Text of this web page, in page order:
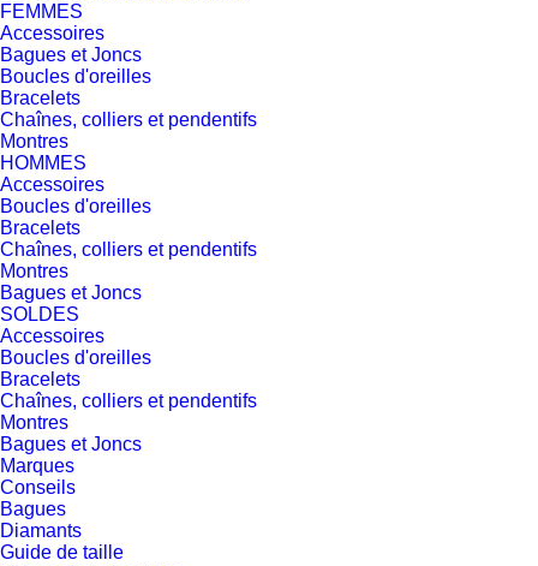
FEMMES
Accessoires
Bagues et Joncs
Boucles d'oreilles
Bracelets
Chaînes, colliers et pendentifs
Montres
HOMMES
Accessoires
Boucles d'oreilles
Bracelets
Chaînes, colliers et pendentifs
Montres
Bagues et Joncs
SOLDES
Accessoires
Boucles d'oreilles
Bracelets
Chaînes, colliers et pendentifs
Montres
Bagues et Joncs
Marques
Conseils
Bagues
Diamants
Guide de taille